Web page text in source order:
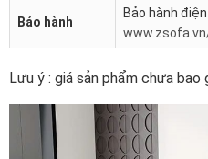
Bảo hành
Bảo hành
Lưu ý : giá sản phẩm chưa